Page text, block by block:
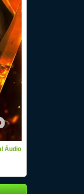
Áudio